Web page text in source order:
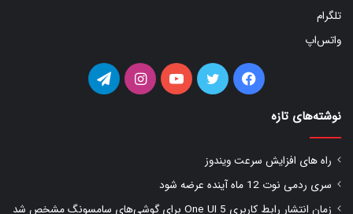
تلگرام
واتس‌اپ
فیس توییتر یوتیوب اینستاگرامتلگرام
نوشته‌های تازه
راه های افزایش سرعت ویندوز
سری ردمی نوت 12 ماه آینده عرضه شود
زمان انتشار رابط کاربری One UI 5 برای گوشی‌های سامسونگ مشخص شد